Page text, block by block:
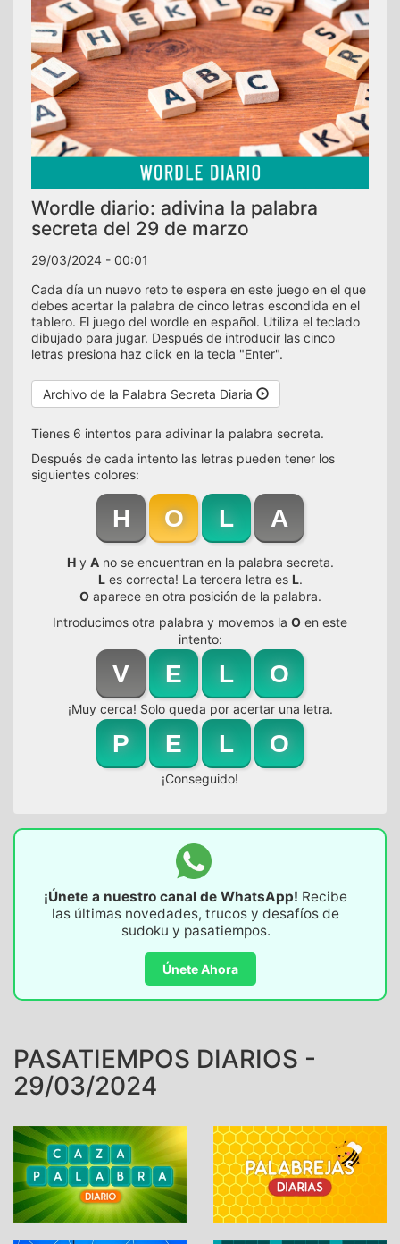
Wordle diario: adivina la palabra
secreta del 29 de marzo
29/03/2024 - 00:01
Cada día un nuevo reto te espera en este juego en el que
debes acertar la palabra de cinco letras escondida en el
tablero. El juego del wordle en español. Utiliza el teclado
dibujado para jugar. Después de introducir las cinco
letras presiona haz click en la tecla "Enter".
Archivo de la Palabra Secreta Diaria
Tienes 6 intentos para adivinar la palabra secreta.
Después de cada intento las letras pueden tener los
siguientes colores:
H O L A
Hy Ano se encuentran en la palabra secreta.
Les correcta! La tercera letra es L.
Oaparece en otra posición de la palabra.
Introducimos otra palabra y movemos la O en este
intento:
V E L O
¡Muy cerca! Solo queda por acertar una letra.
P E L O
¡Conseguido!
¡Únete a nuestro canal de WhatsApp! Recibe
las últimas novedades, trucos y desafíos de
sudoku y pasatiempos.
Únete Ahora
PASATIEMPOS DIARIOS -
29/03/2024